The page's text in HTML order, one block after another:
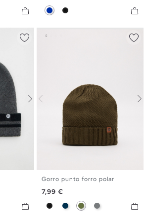
Azul Negro
Gorro punto forro polar
Precio
7,99 €
NegroAzul Marino
Kaki Melange